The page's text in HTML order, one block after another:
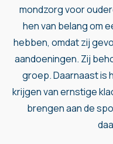
mondzorg voor
hen van belang om
hebben, omdat zij
aandoeningen. Zij
groep. Daarnaast is
krijgen van ernstige
brengen aan de